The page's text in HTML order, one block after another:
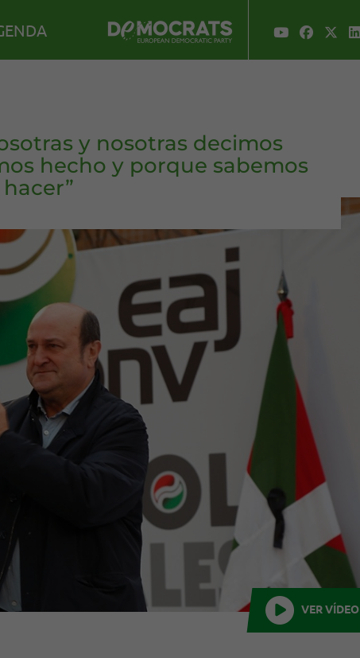
y nosotras decimos
hecho y porque sabemos
hacer”
VER VÍDEO